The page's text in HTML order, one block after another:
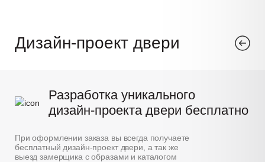
Дизайн-проект двери
Разработка уникального
дизайн-проекта двери бесплатно
При оформлении заказа вы всегда получаете
бесплатный дизайн-проект двери, а так же
выезд замерщика с образами и каталогом